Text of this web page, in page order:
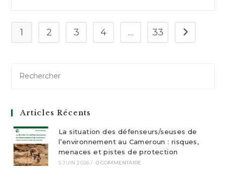
1 2 3 4 … 33 Aller à la
Articles Récents
La situation des défenseurs/seuses de
l’environnement au Cameroun : risques,
menaces et pistes de protection
5 JUIN 2026 / 0 COMMENTAIRE